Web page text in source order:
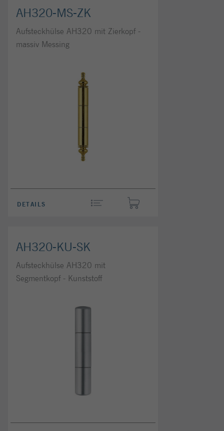
AH320-MS-ZK
Aufsteckhülse AH320 mit Zierkopf -
massiv Messing
DETAILS
AH320-KU-SK
Aufsteckhülse AH320 mit
Segmentkopf - Kunststoff